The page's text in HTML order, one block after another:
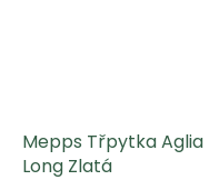
Mepps Třpytka Aglia
Long Zlatá